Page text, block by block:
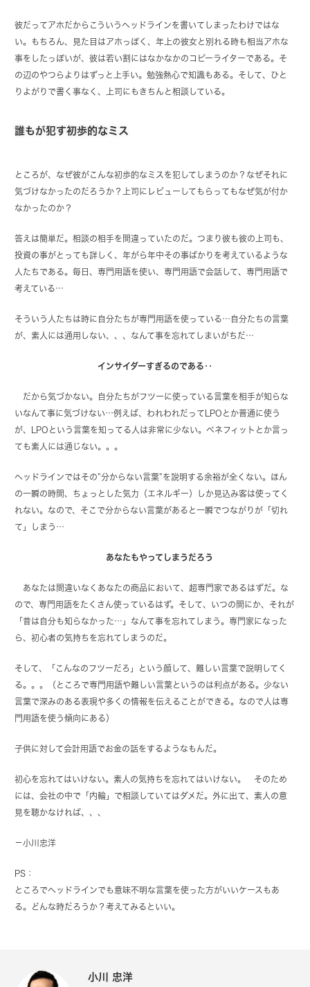
彼だってアホだからこういうヘッドラインを書いてしまったわけではな
い。もちろん、見た目はアホっぽく、年上の彼女と別れる時も相当アホな
事をしたっぽいが、彼は若い割にはなかなかのコピーライターである。そ
の辺のやつらよりはずっと上手い。勉強熱心で知識もある。そして、ひと
りよがりで書く事なく、上司にもきちんと相談している。
誰もが犯す初歩的なミス
ところが、なぜ彼がこんな初歩的なミスを犯してしまうのか？なぜそれに
気づけなかったのだろうか？上司にレビューしてもらってもなぜ気が付か
なかったのか？
答えは簡単だ。相談の相手を間違っていたのだ。つまり彼も彼の上司も、
投資の事がとっても詳しく、年がら年中その事ばかりを考えているような
人たちである。毎日、専門用語を使い、専門用語で会話して、専門用語で
考えている…
そういう人たちは時に自分たちが専門用語を使っている…自分たちの言葉
が、素人には通用しない、、、なんて事を忘れてしまいがちだ…
インサイダーすぎるのである‥
だから気づかない。自分たちがフツーに使っている言葉を相手が知らな
いなんて事に気づけない…例えば、われわれだってLPOとか普通に使う
が、LPOという言葉を知ってる人は非常に少ない。ベネフィットとか言っ
ても素人には通じない。。。
ヘッドラインではその”分からない言葉”を説明する余裕が全くない。ほん
の一瞬の時間、ちょっとした気力（エネルギー）しか見込み客は使ってく
れない。なので、そこで分からない言葉があると一瞬でつながりが「切れ
て」しまう…
あなたもやってしまうだろう
あなたは間違いなくあなたの商品において、超専門家であるはずだ。な
ので、専門用語をたくさん使っているはず。そして、いつの間にか、それが
「昔は自分も知らなかった…」なんて事を忘れてしまう。専門家になった
ら、初心者の気持ちを忘れてしまうのだ。
そして、「こんなのフツーだろ」という顔して、難しい言葉で説明してく
る。。。（ところで専門用語や難しい言葉というのは利点がある。少ない
言葉で深みのある表現や多くの情報を伝えることができる。なので人は専
門用語を使う傾向にある）
子供に対して会計用語でお金の話をするようなもんだ。
初心を忘れてはいけない。素人の気持ちを忘れてはいけない。 そのため
には、会社の中で「内輪」で相談していてはダメだ。外に出て、素人の意
見を聴かなければ、、、
－小川忠洋
PS：
ところでヘッドラインでも意味不明な言葉を使った方がいいケースもあ
る。どんな時だろうか？考えてみるといい。
小川 忠洋